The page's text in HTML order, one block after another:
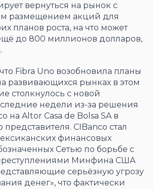
вернуться на рынок с
размещением акций для
планов роста, на что может
до 800 миллионов долларов,
Fibra Uno возобновила планы
развивающихся рынках в этом
столкнулось с новой
недели из-за решения
на Altor Casa de Bolsa SA в
представителя. CIBanco стал
финансовых
Сетью по борьбе с
Минфина США
серьёзную угрозу
денег», что фактически